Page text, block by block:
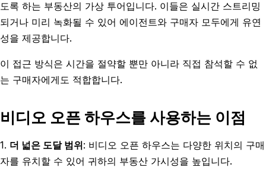
도록 하는 부동산의 가상 투어입니다. 이들은 실시간 스트리밍
되거나 미리 녹화될 수 있어 에이전트와 구매자 모두에게 유연
성을 제공합니다.
이 접근 방식은 시간을 절약할 뿐만 아니라 직접 참석할 수 없
는 구매자에게도 적합합니다.
비디오 오픈 하우스를 사용하는 이점
1. 더 넓은 도달 범위: 비디오 오픈 하우스는 다양한 위치의 구매
자를 유치할 수 있어 귀하의 부동산 가시성을 높입니다.